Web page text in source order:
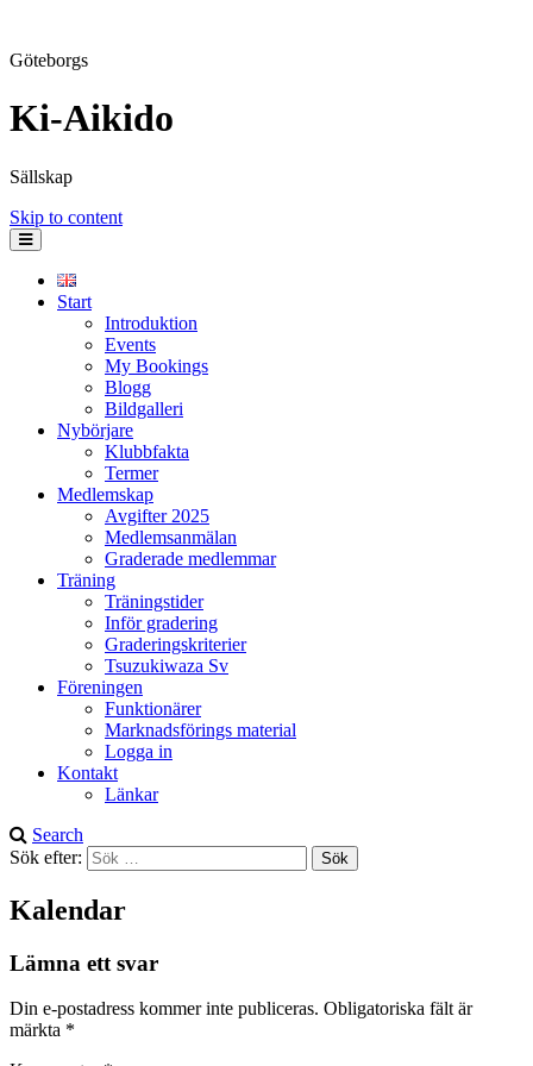
Göteborgs
Ki-Aikido
Sällskap
Skip to content
Start
Introduktion
Events
My Bookings
Blogg
Bildgalleri
Nybörjare
Klubbfakta
Termer
Medlemskap
Avgifter 2025
Medlemsanmälan
Graderade medlemmar
Träning
Träningstider
Inför gradering
Graderingskriterier
Tsuzukiwaza Sv
Föreningen
Funktionärer
Marknadsförings material
Logga in
Kontakt
Länkar
Search
Sök efter:
Kalendar
Lämna ett svar
Din e-postadress kommer inte publiceras. Obligatoriska fält är
märkta *